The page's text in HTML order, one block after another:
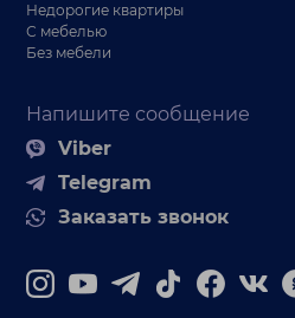
Напишите сообщение
Viber
Telegram
Заказать звонок
Недорогие квартиры
С мебелью
Без мебели